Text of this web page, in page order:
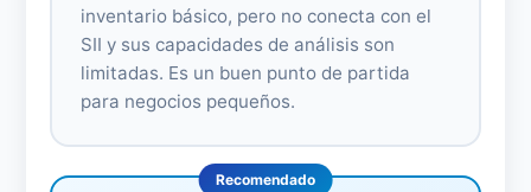
inventario básico, pero no conecta con el
SII y sus capacidades de análisis son
limitadas. Es un buen punto de partida
para negocios pequeños.